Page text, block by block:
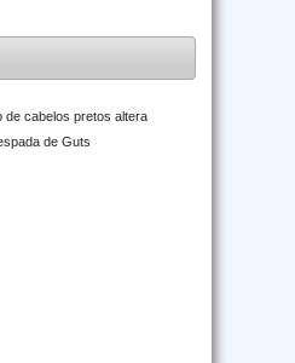
de cabelos pretos altera
de Guts